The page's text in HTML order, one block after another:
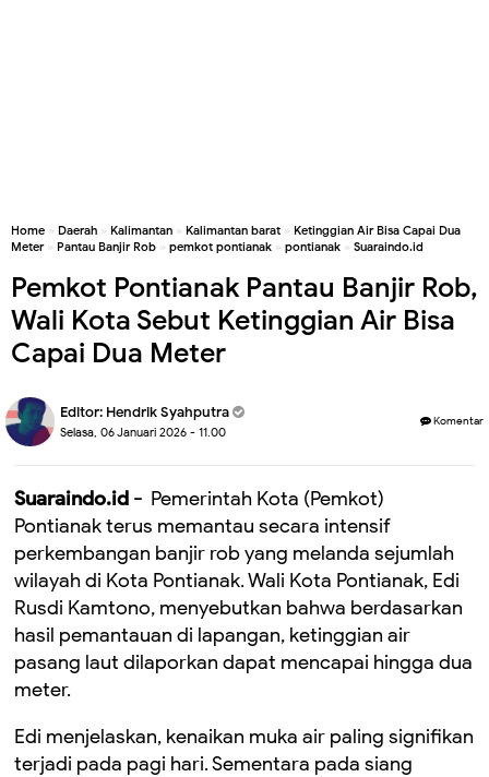
Home » Daerah » Kalimantan » Kalimantan barat » Ketinggian Air Bisa Capai Dua
Meter» Pantau Banjir Rob » pemkot pontianak » pontianak » Suaraindo.id
Pemkot Pontianak Pantau Banjir Rob,
Wali Kota Sebut Ketinggian Air Bisa
Capai Dua Meter
Editor: Hendrik Syahputra
Selasa, 06 Januari 2026 - 11.00
Komentar
Suaraindo.id - Pemerintah Kota (Pemkot)
Pontianak terus memantau secara intensif
perkembangan banjir rob yang melanda sejumlah
wilayah di Kota Pontianak. Wali Kota Pontianak, Edi
Rusdi Kamtono, menyebutkan bahwa berdasarkan
hasil pemantauan di lapangan, ketinggian air
pasang laut dilaporkan dapat mencapai hingga dua
meter.
Edi menjelaskan, kenaikan muka air paling signifikan
terjadi pada pagi hari. Sementara pada siang